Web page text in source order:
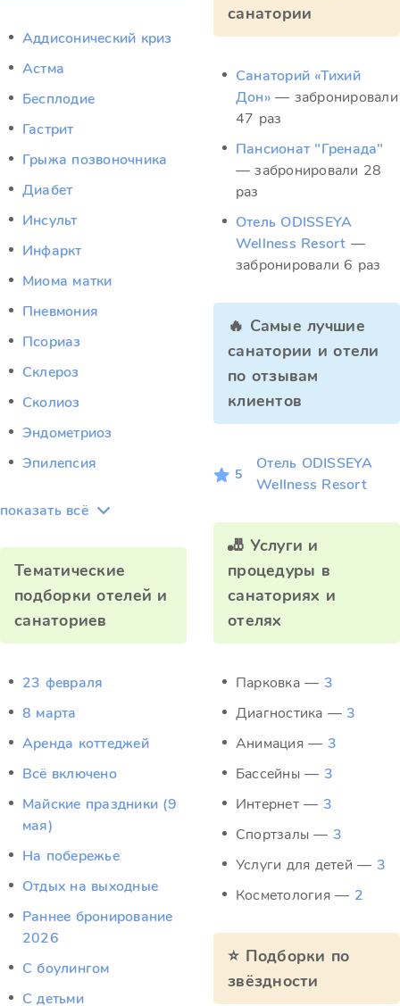
Аддисонический криз
Астма
Бесплодие
Гастрит
Грыжа позвоночника
Диабет
Инсульт
Инфаркт
Миома матки
Пневмония
Псориаз
Склероз
Сколиоз
Эндометриоз
Эпилепсия
показать всё
Тематические
подборки отелей и
санаториев
23 февраля
8 марта
Аренда коттеджей
Всё включено
Майские праздники (9
мая)
На побережье
Отдых на выходные
Раннее бронирование
2026
С боулингом
С детьми
санатории
Санаторий «Тихий
Дон» — забронировали
47 раз
Пансионат "Гренада"
— забронировали 28
раз
Отель ODISSEYA
Wellness Resort —
забронировали 6 раз
🔥 Самые лучшие
санатории и отели
по отзывам
клиентов
5
Отель ODISSEYA
Wellness Resort
🎳 Услуги и
процедуры в
санаториях и
отелях
Парковка — 3
Диагностика — 3
Анимация — 3
Бассейны — 3
Интернет — 3
Спортзалы — 3
Услуги для детей — 3
Косметология — 2
⭐ Подборки по
звёздности